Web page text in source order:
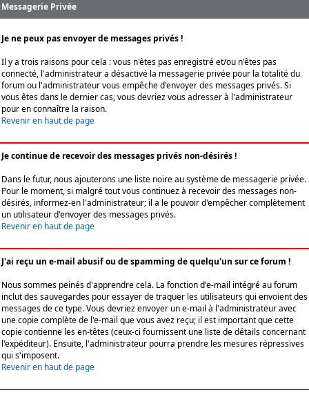
Messagerie Privée
Je ne peux pas envoyer de messages privés !
Il y a trois raisons pour cela : vous n'êtes pas enregistré et/ou n'êtes pas
connecté, l'administrateur a désactivé la messagerie privée pour la totalité du
forum ou l'administrateur vous empêche d'envoyer des messages privés. Si
vous êtes dans le dernier cas, vous devriez vous adresser à l'administrateur
pour en connaître la raison.
Revenir en haut de page
Je continue de recevoir des messages privés non-désirés !
Dans le futur, nous ajouterons une liste noire au système de messagerie privée.
Pour le moment, si malgré tout vous continuez à recevoir des messages non-
désirés, informez-en l'administrateur; il a le pouvoir d'empêcher complètement
un utilisateur d'envoyer des messages privés.
Revenir en haut de page
J'ai reçu un e-mail abusif ou de spamming de quelqu'un sur ce forum !
Nous sommes peinés d'apprendre cela. La fonction d'e-mail intégré au forum
inclut des sauvegardes pour essayer de traquer les utilisateurs qui envoient des
messages de ce type. Vous devriez envoyer un e-mail à l'administrateur avec
une copie complète de l'e-mail que vous avez reçu; il est important que cette
copie contienne les en-têtes (ceux-ci fournissent une liste de détails concernant
l'expéditeur). Ensuite, l'administrateur pourra prendre les mesures répressives
qui s'imposent.
Revenir en haut de page